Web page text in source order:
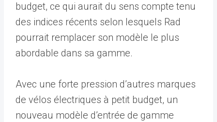
budget, ce qui aurait du sens compte tenu
des indices récents selon lesquels Rad
pourrait remplacer son modèle le plus
abordable dans sa gamme.
Avec une forte pression d’autres marques
de vélos électriques à petit budget, un
nouveau modèle d’entrée de gamme